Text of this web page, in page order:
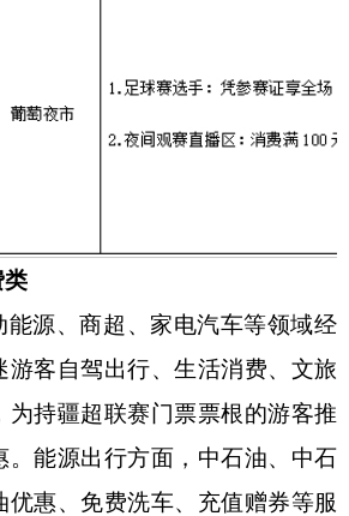
类
能源、商超、家电汽车等领域经
游客自驾出行、生活消费、文旅
为持疆超联赛门票票根的游客推
。能源出行方面，中石油、中石
优惠、免费洗车、充值赠券等服